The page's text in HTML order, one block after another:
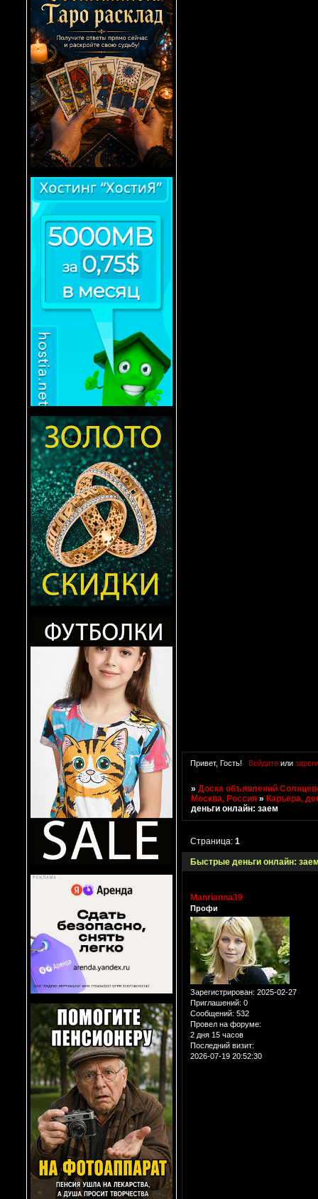
Привет, Гость! Войдитеили
»Доска объявлений
Москва, Россия »Карьера,
деньги онлайн: заем
Быстрые деньги онлайн:
Страница:1
Manrianna39
Профи
Зарегистрирован: 2025-02-27
Приглашений: 0
Сообщений: 532
Провел на форуме:
2 дня 15 часов
Последний визит:
2026-07-19 20:52:30